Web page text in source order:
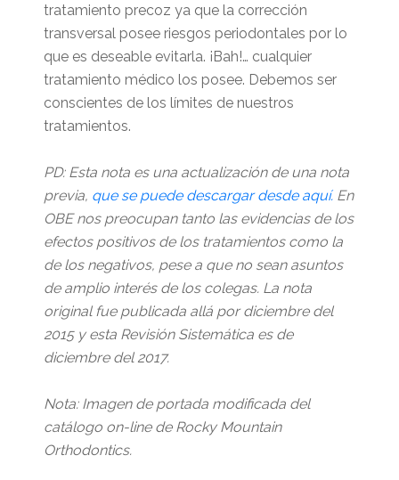
tratamiento precoz ya que la corrección
transversal posee riesgos periodontales por lo
que es deseable evitarla. ¡Bah!… cualquier
tratamiento médico los posee. Debemos ser
conscientes de los límites de nuestros
tratamientos.
PD: Esta nota es una actualización de una nota
previa, que se puede descargar desde aquí.En
OBE nos preocupan tanto las evidencias de los
efectos positivos de los tratamientos como la
de los negativos, pese a que no sean asuntos
de amplio interés de los colegas. La nota
original fue publicada allá por diciembre del
2015 y esta Revisión Sistemática es de
diciembre del 2017.
Nota: Imagen de portada modificada del
catálogo on-line de Rocky Mountain
Orthodontics.